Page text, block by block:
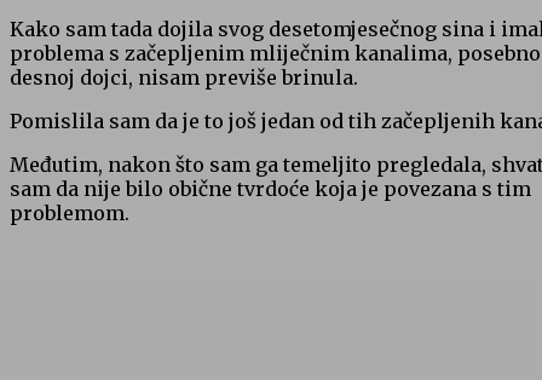
Kako sam tada dojila svog desetomjesečnog sina i
problema s začepljenim mliječnim kanalima,
desnoj dojci, nisam previše brinula.
Pomislila sam da je to još jedan od tih začepljenih
Međutim, nakon što sam ga temeljito pregledala,
sam da nije bilo obične tvrdoće koja je povezana s tim
problemom.